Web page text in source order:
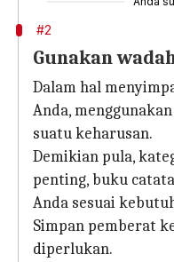
#2
Gunakan
Dalam hal
Anda,
suatu keharusan.
Demikian pula,
penting, buku
Anda sesuai
Simpan pemberat
diperlukan.